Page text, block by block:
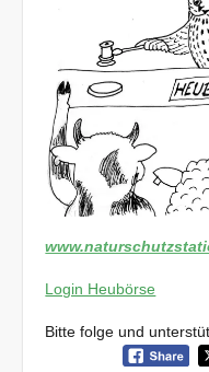
Login Heubörse
Bitte folge und